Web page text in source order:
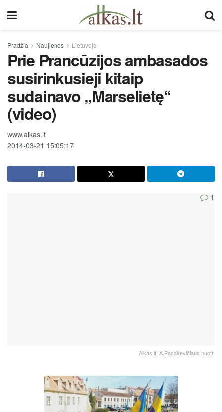
Pradžia Naujienos Lietuvoje
Prie Prancūzijos ambasados
susirinkusieji kitaip
sudainavo „Marselietę“
(video)
www.alkas.lt
2014-03-21 15:05:17
1
Alkas.lt, A.Rasakevičiaus nuotr.